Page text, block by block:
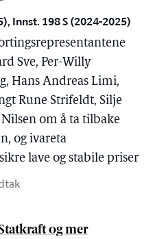
Innst. 198 S (2024-2025)
Sve, Per-Willy
Hans Andreas Limi,
Rune Strifeldt, Silje
om å ta tilbake
og ivareta
lave og stabile priser
og mer